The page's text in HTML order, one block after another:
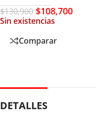
$130,900 $108,700
Sin existencias
Comparar
DETALLES